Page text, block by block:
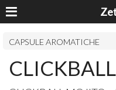
CAPSULE AROMATICHE